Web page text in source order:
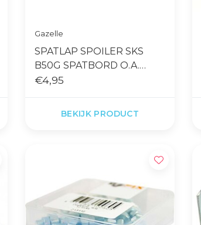
Gazelle
SPATLAP SPOILER SKS
B50G SPATBORD O.A.
GAZELLE
€4,95
BEKIJK PRODUCT